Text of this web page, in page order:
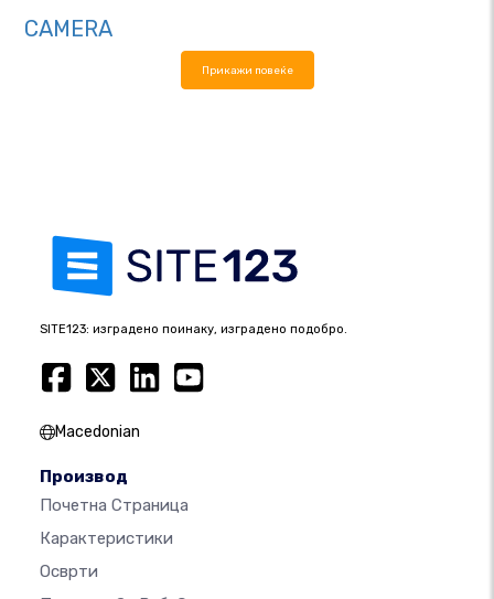
CAMERA
Прикажи повеќе
SITE123: изградено поинаку, изградено подобро.
Macedonian
Производ
Почетна Страница
Карактеристики
Осврти